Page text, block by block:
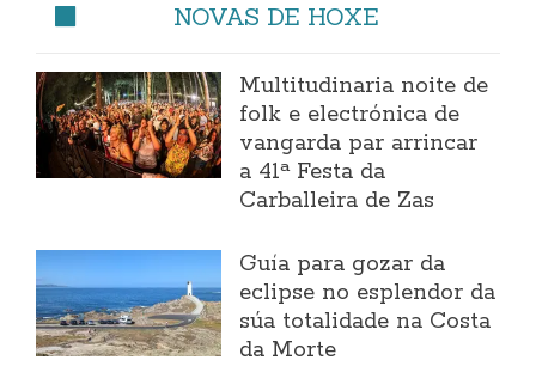
NOVAS DE HOXE
Multitudinaria noite de
folk e electrónica de
vangarda par arrincar
a 41ª Festa da
Carballeira de Zas
Guía para gozar da
eclipse no esplendor da
súa totalidade na Costa
da Morte